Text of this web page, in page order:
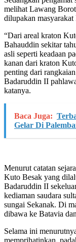
melihat Lawang
dilupakan masyarakat
“Dari areal kraton
Bahauddin sekitar
asli seperti keadaan
kanan dari kraton
penting dari
Badaruddin II
katanya.
Baca Juga:
Gelar Di
Menurut catatan
Kuto Besak yang
Badaruddin II
kediaman saudara
sungai Sekanak. Di
dibawa ke Batavia
Selama ini
memprihatinkan,